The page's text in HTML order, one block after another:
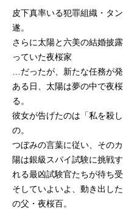
皮下真率いる犯罪組織・タ
遂。
さらに太陽と六美の結婚披
っていた夜桜家
…だったが、新たな任務が
ある日、太陽は夢の中で夜
る。
彼女が告げたのは「私を殺
の。
つぼみの言葉に従い、その
陽は銀級スパイ試験に挑戦
れる最凶試験官たちが待ち受
そしていよいよ、動き出し
の父・夜桜百。